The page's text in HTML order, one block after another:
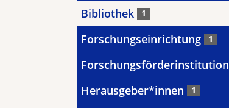
Bibliothek 1
Forschungseinrichtung 1
Forschungsförderinstitution
Herausgeber*innen 1